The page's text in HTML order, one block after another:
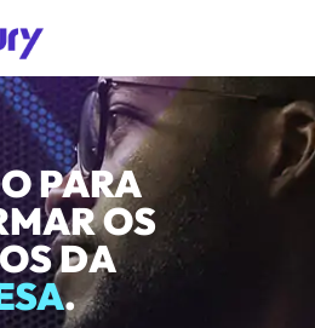
PARA
OS
DA
.